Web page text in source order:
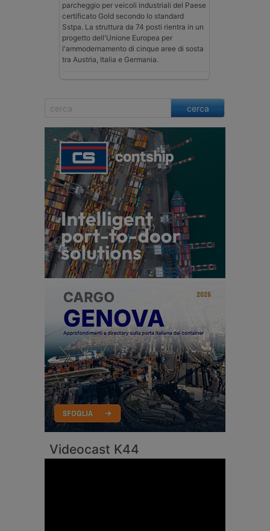
parcheggio per veicoli industriali del Paese
certificato Gold secondo lo standard
Sstpa. La struttura da 74 posti rientra in un
progetto dell'Unione Europea per
l'ammodernamento di cinque aree di sosta
tra Austria, Italia e Germania.
cerca
Videocast K44